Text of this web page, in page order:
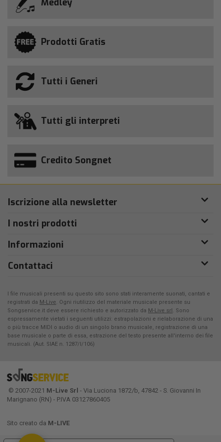
Prodotti Gratis
Tutti i Generi
Tutti gli interpreti
Credito Songnet
Iscrizione alla newsletter
I nostri prodotti
Informazioni
Contattaci
I file musicali presenti su questo sito sono stati interamente suonati, cantati e
registrati da M-Live. Ogni riutilizzo del materiale musicale presente su
Songservice.it deve essere richiesto e autorizzato da M-Live srl. Sono
espressamente vietati i seguenti utilizzi: estrapolazioni e rielaborazione di una
o più tracce MIDI o audio di un singolo brano musicale, registrazione di una
base musicale o parte di essa, estrazione del testo presente all'interno dei file
musicali. (Aut. SIAE n. 1287/I/106)
© 2007-2021 M-Live Srl - Via Luciona 1872/b, 47842 - S. Giovanni In
Marignano (RN) - P.IVA 03127860405
Sito creato da M-LIVE